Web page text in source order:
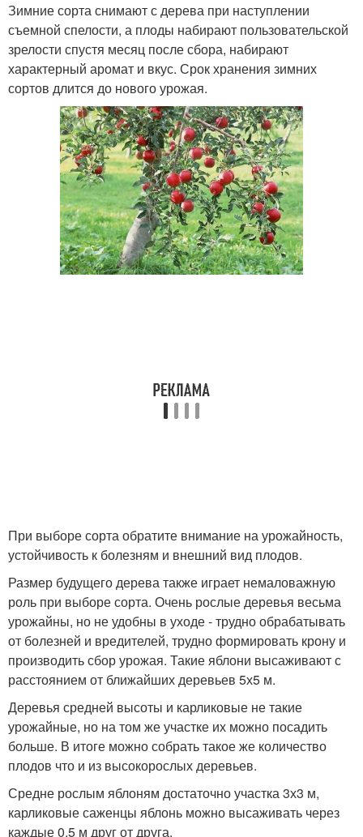
Зимние сорта снимают с дерева при наступлении
съемной спелости, а плоды набирают пользовательской
зрелости спустя месяц после сбора, набирают
характерный аромат и вкус. Срок хранения зимних
сортов длится до нового урожая.
При выборе сорта обратите внимание на урожайность,
устойчивость к болезням и внешний вид плодов.
Размер будущего дерева также играет немаловажную
роль при выборе сорта. Очень рослые деревья весьма
урожайны, но не удобны в уходе - трудно обрабатывать
от болезней и вредителей, трудно формировать крону и
производить сбор урожая. Такие яблони высаживают с
расстоянием от ближайших деревьев 5х5 м.
Деревья средней высоты и карликовые не такие
урожайные, но на том же участке их можно посадить
больше. В итоге можно собрать такое же количество
плодов что и из высокорослых деревьев.
Средне рослым яблоням достаточно участка 3х3 м,
карликовые саженцы яблонь можно высаживать через
каждые 0,5 м друг от друга.